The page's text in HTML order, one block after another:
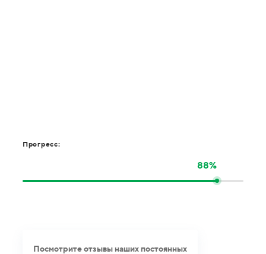
Прогресс:
88%
Посмотрите отзывы наших постоянных